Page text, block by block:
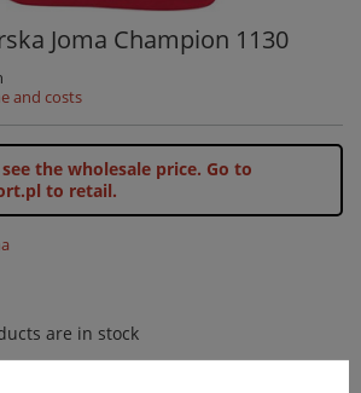
Joma Champion 1130
and costs
the wholesale price. Go to
to retail.
are in stock